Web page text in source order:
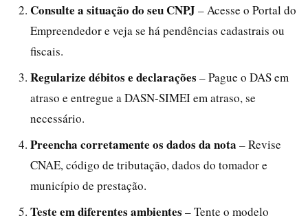
Consulte a situação do seu CNPJ – Acesse o Portal do
Empreendedor e veja se há pendências cadastrais ou
fiscais.
Regularize débitos e declarações – Pague o DAS em
atraso e entregue a DASN-SIMEI em atraso, se
necessário.
Preencha corretamente os dados da nota – Revise
CNAE, código de tributação, dados do tomador e
município de prestação.
Teste em diferentes ambientes – Tente o modelo